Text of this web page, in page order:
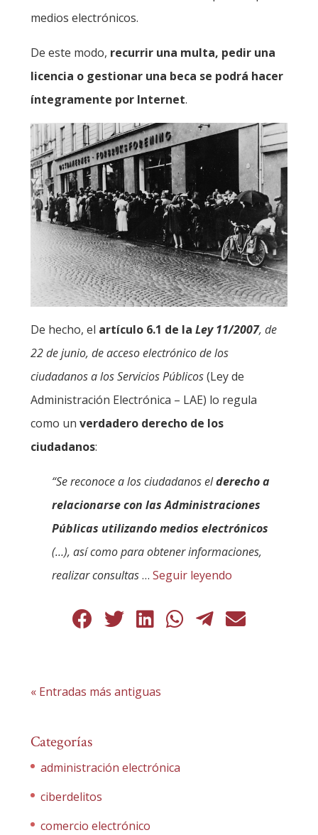
medios electrónicos.
De este modo, recurrir una multa, pedir una
licencia o gestionar una beca se podrá hacer
íntegramente por Internet.
De hecho, el artículo 6.1 de la Ley 11/2007, de
22 de junio, de acceso electrónico de los
ciudadanos a los Servicios Públicos(Ley de
Administración Electrónica – LAE) lo regula
como un verdadero derecho de los
ciudadanos:
“Se reconoce a los ciudadanos elderecho a
relacionarse con las Administraciones
Públicas utilizando medios electrónicos
(…), así como para obtener informaciones,
realizar consultas… Seguir leyendo
« Entradas más antiguas
Categorías
administración electrónica
ciberdelitos
comercio electrónico